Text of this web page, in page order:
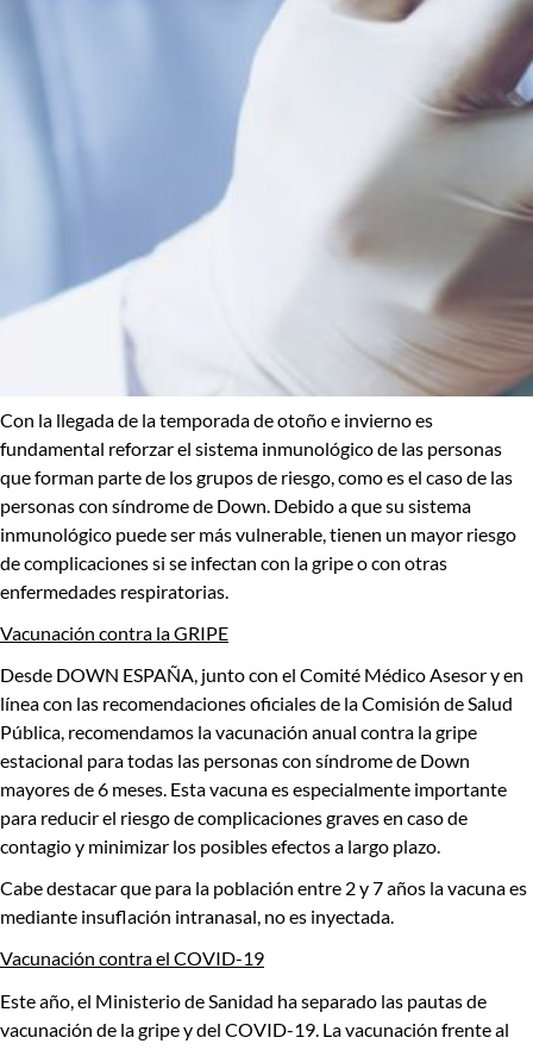
Con la llegada de la temporada de otoño e invierno es
fundamental reforzar el sistema inmunológico de las personas
que forman parte de los grupos de riesgo, como es el caso de las
personas con síndrome de Down . Debido a que su sistema
inmunológico puede ser más vulnerable, tienen un mayor riesgo
de complicaciones si se infectan con la gripe o con otras
enfermedades respiratorias.
Vacunación contra la GRIPE
Desde DOWN ESPAÑA, junto con el Comité Médico Asesor y en
línea con las recomendaciones oficiales de laComisión de Salud
Pública, recomendamos la vacunación anual contra la gripe
estacional para todas las personas con síndrome de Down
mayores de 6 meses. Esta vacuna es especialmente importante
para reducir el riesgo de complicaciones graves en caso de
contagio y minimizar los posibles efectos a largo plazo.
Cabe destacar que para la población entre 2 y 7 años la vacuna es
mediante insuflación intranasal, no es inyectada.
Vacunación contra el COVID-19
Este año, el Ministerio de Sanidad ha separado las pautas de
vacunación de la gripe y del COVID-19. La vacunación frente al